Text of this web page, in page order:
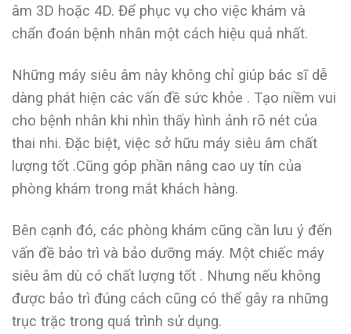
âm 3D hoặc 4D. Để phục vụ cho việc khám và
chẩn đoán bệnh nhân một cách hiệu quả nhất.
Những máy siêu âm này không chỉ giúp bác sĩ dễ
dàng phát hiện các vấn đề sức khỏe . Tạo niềm vui
cho bệnh nhân khi nhìn thấy hình ảnh rõ nét của
thai nhi. Đặc biệt, việc sở hữu máy siêu âm chất
lượng tốt .Cũng góp phần nâng cao uy tín của
phòng khám trong mắt khách hàng.
Bên cạnh đó, các phòng khám cũng cần lưu ý đến
vấn đề bảo trì và bảo dưỡng máy. Một chiếc máy
siêu âm dù có chất lượng tốt . Nhưng nếu không
được bảo trì đúng cách cũng có thể gây ra những
trục trặc trong quá trình sử dụng.